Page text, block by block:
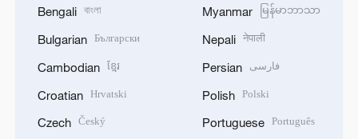
Bengali বাংলা
Bulgarian Български
Cambodian ខ្មែរ
Croatian Hrvatski
Czech Český
Myanmar မြန်မာဘာသာ
Nepali नेपाली
Persian فارسی
Polish Polski
Portuguese Português